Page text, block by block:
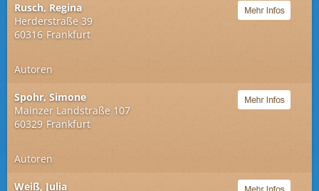
Rusch, Regina
Herderstraße 39
60316 Frankfurt
Autoren
Spohr, Simone
Mainzer Landstraße 107
60329 Frankfurt
Autoren
Weiß, Julia